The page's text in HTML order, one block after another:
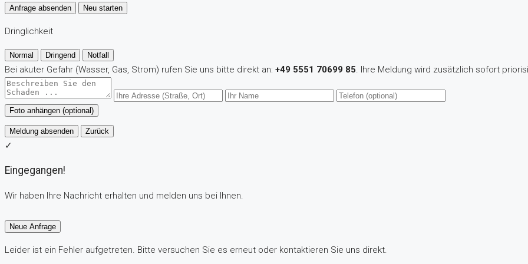
Anfrage absenden Neu starten
Dringlichkeit
Normal Dringend Notfall
Bei akuter Gefahr (Wasser, Gas, Strom) rufen Sie uns bitte direkt an: +49 5551 70699 85. Ihre Meldung wird zusätzlich sofort
Foto anhängen (optional)
Meldung absenden Zurück
✓
Eingegangen!
Wir haben Ihre Nachricht erhalten und melden uns bei Ihnen.
Neue Anfrage
Leider ist ein Fehler aufgetreten. Bitte versuchen Sie es erneut oder kontaktieren Sie uns direkt.